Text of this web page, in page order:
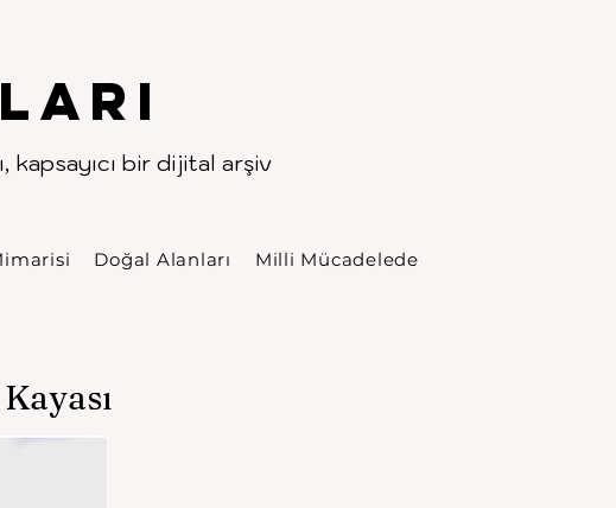
kapsayıcı bir dijital arşiv
Doğal Alanları Milli Mücadelede